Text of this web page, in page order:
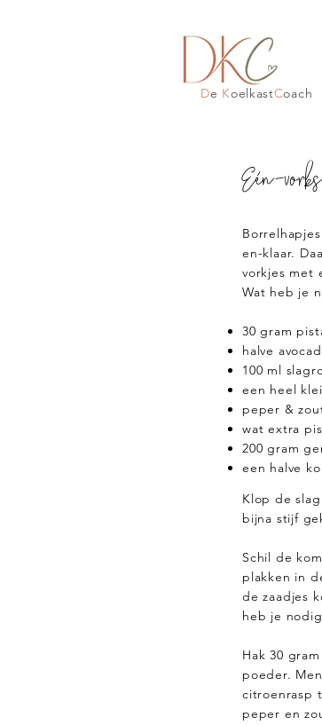
De KoelkastCoach
Eén-
en-klaar.
vorkjes met
Wat heb je
30 gram
halve
100 ml
een heel
peper &
wat extra
200 gram
een halve
Klop de
bijna stijf
Schil de
plakken in
de zaadjes
heb je
Hak 30
poeder.
citroenrasp
peper en